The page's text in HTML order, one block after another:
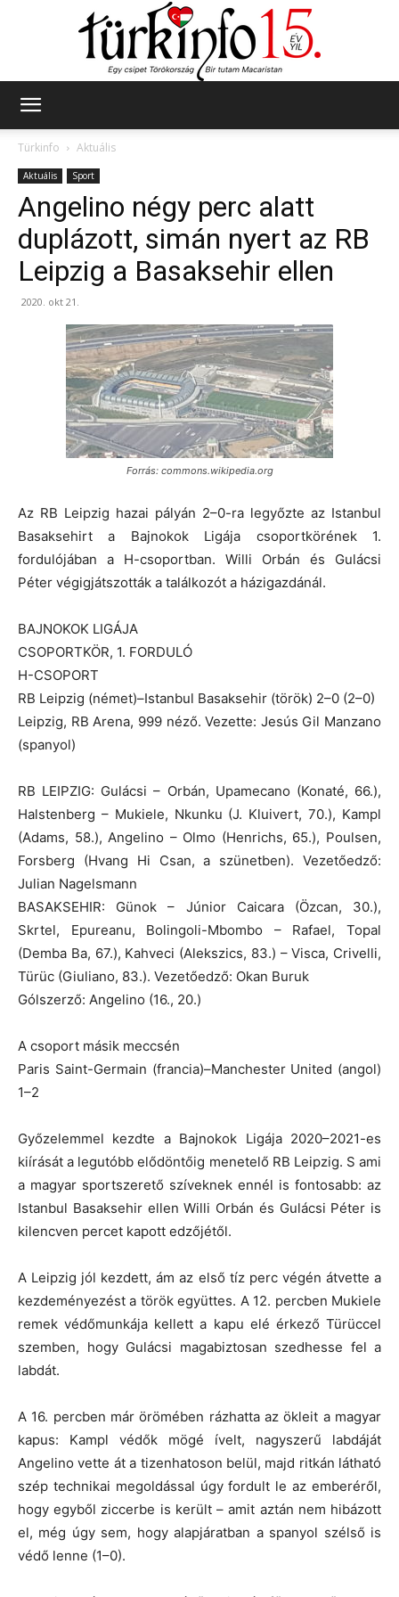
Türkinfo
Aktuális
Aktuális Sport
Angelino négy perc alatt
duplázott, simán nyert az RB
Leipzig a Basaksehir ellen
2020. okt 21.
Forrás: commons.wikipedia.org
Az RB Leipzig hazai pályán 2–0-ra legyőzte az Istanbul
Basaksehirt a Bajnokok Ligája csoportkörének 1.
fordulójában a H-csoportban. Willi Orbán és Gulácsi
Péter végigjátszották a találkozót a házigazdánál.
BAJNOKOK LIGÁJA
CSOPORTKÖR, 1. FORDULÓ
H-CSOPORT
RB Leipzig (német)–Istanbul Basaksehir (török) 2–0 (2–0)
Leipzig, RB Arena, 999 néző. Vezette: Jesús Gil Manzano
(spanyol)
RB LEIPZIG: Gulácsi – Orbán, Upamecano (Konaté, 66.),
Halstenberg – Mukiele, Nkunku (J. Kluivert, 70.), Kampl
(Adams, 58.), Angelino – Olmo (Henrichs, 65.), Poulsen,
Forsberg (Hvang Hi Csan, a szünetben). Vezetőedző:
Julian Nagelsmann
BASAKSEHIR: Günok – Júnior Caicara (Özcan, 30.),
Skrtel, Epureanu, Bolingoli-Mbombo – Rafael, Topal
(Demba Ba, 67.), Kahveci (Alekszics, 83.) – Visca, Crivelli,
Türüc (Giuliano, 83.). Vezetőedző: Okan Buruk
Gólszerző: Angelino (16., 20.)
A csoport másik meccsén
Paris Saint-Germain (francia)–Manchester United (angol)
1–2
Győzelemmel kezdte a Bajnokok Ligája 2020–2021-es
kiírását a legutóbb elődöntőig menetelő RB Leipzig. S ami
a magyar sportszerető szíveknek ennél is fontosabb: az
Istanbul Basaksehir ellen Willi Orbán és Gulácsi Péter is
kilencven percet kapott edzőjétől.
A Leipzig jól kezdett, ám az első tíz perc végén átvette a
kezdeményezést a török együttes. A 12. percben Mukiele
remek védőmunkája kellett a kapu elé érkező Türüccel
szemben, hogy Gulácsi magabiztosan szedhesse fel a
labdát.
A 16. percben már örömében rázhatta az ökleit a magyar
kapus: Kampl védők mögé ívelt, nagyszerű labdáját
Angelino vette át a tizenhatoson belül, majd ritkán látható
szép technikai megoldással úgy fordult le az emberéről,
hogy egyből ziccerbe is került – amit aztán nem hibázott
el, még úgy sem, hogy alapjáratban a spanyol szélső is
védő lenne (1–0).